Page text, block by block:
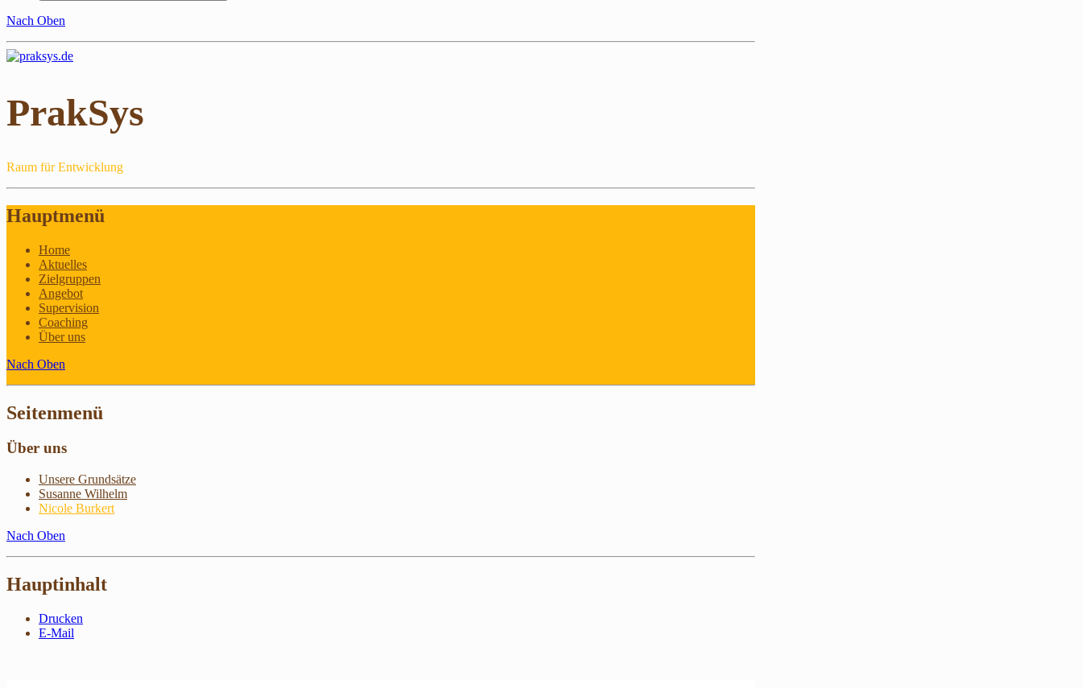
Nach Oben
PrakSys
Raum für Entwicklung
Hauptmenü
Home
Aktuelles
Zielgruppen
Angebot
Supervision
Coaching
Über uns
Nach Oben
Seitenmenü
Über uns
Unsere Grundsätze
Susanne Wilhelm
Nicole Burkert
Nach Oben
Hauptinhalt
Drucken
E-Mail